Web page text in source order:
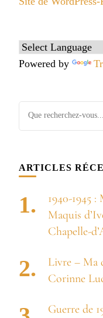
Powered by
Vous
recherchiez
ARTICLES
1940-1945
Maquis
Chapelle-
Livre – Ma
Corinne
Guerre de